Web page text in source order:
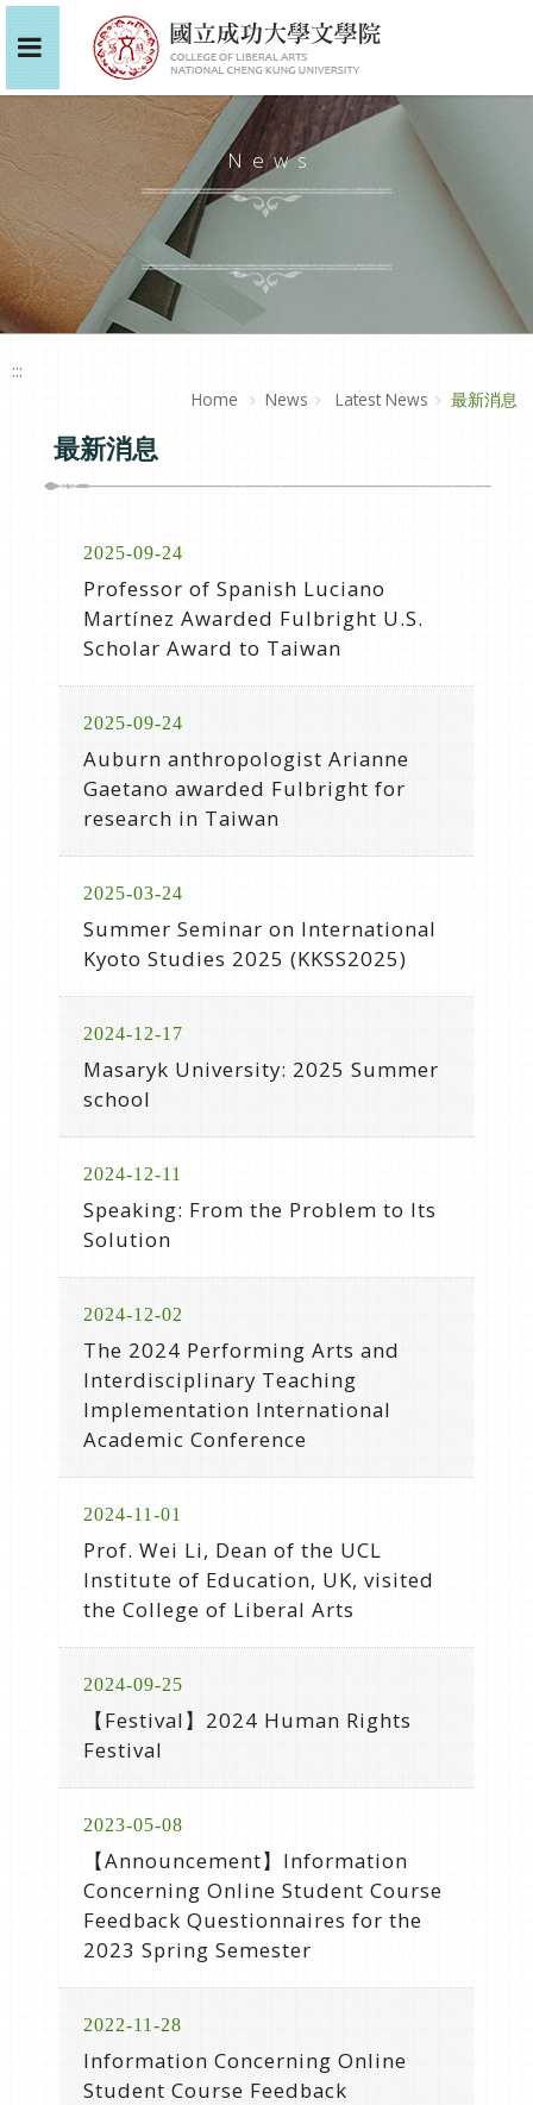
News
:::
Home
News Latest News 最新消息
最新消息
2025-09-24
Professor of Spanish Luciano
Martínez Awarded Fulbright U.S.
Scholar Award to Taiwan
2025-09-24
Auburn anthropologist Arianne
Gaetano awarded Fulbright for
research in Taiwan
2025-03-24
Summer Seminar on International
Kyoto Studies 2025 (KKSS2025)
2024-12-17
Masaryk University: 2025 Summer
school
2024-12-11
Speaking: From the Problem to Its
Solution
2024-12-02
The 2024 Performing Arts and
Interdisciplinary Teaching
Implementation International
Academic Conference
2024-11-01
Prof. Wei Li, Dean of the UCL
Institute of Education, UK, visited
the College of Liberal Arts
2024-09-25
【Festival】2024 Human Rights
Festival
2023-05-08
【Announcement】Information
Concerning Online Student Course
Feedback Questionnaires for the
2023 Spring Semester
2022-11-28
Information Concerning Online
Student Course Feedback